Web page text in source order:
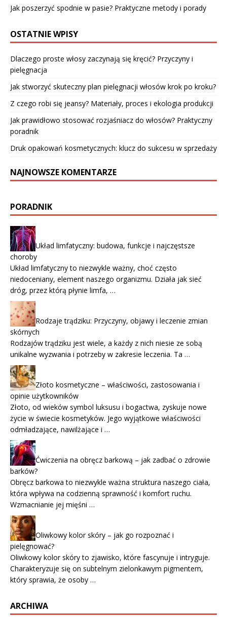
Jak poszerzyć spodnie w pasie? Praktyczne metody i porady
OSTATNIE WPISY
Dlaczego proste włosy zaczynają się kręcić? Przyczyny i
pielęgnacja
Jak stworzyć skuteczny plan pielęgnacji włosów krok po kroku?
Z czego robi się jeansy? Materiały, proces i ekologia produkcji
Jak prawidłowo stosować rozjaśniacz do włosów? Praktyczny
poradnik
Druk opakowań kosmetycznych: klucz do sukcesu w sprzedaży
NAJNOWSZE KOMENTARZE
PORADNIK
Układ limfatyczny: budowa, funkcje i najczęstsze
choroby
Układ limfatyczny to niezwykle ważny, choć często
niedoceniany, element naszego organizmu. Działa jak sieć
dróg, przez którą płynie limfa, …
Rodzaje trądziku: Przyczyny, objawy i leczenie zmian
skórnych
Rodzajów trądziku jest wiele, a każdy z nich niesie ze sobą
unikalne wyzwania i potrzeby w zakresie leczenia. Ta …
Złoto kosmetyczne – właściwości, zastosowania i
opinie użytkowników
Złoto, od wieków symbol luksusu i bogactwa, zyskuje nowe
życie w świecie kosmetyków. Jego wyjątkowe właściwości
odmładzające, nawilżające i …
Ćwiczenia na obręcz barkową – jak zadbać o zdrowie
barków?
Obręcz barkowa to niezwykle ważna struktura naszego ciała,
która wpływa na codzienną sprawność i komfort ruchu.
Wzmacnianie jej mięśni …
Oliwkowy kolor skóry – jak go rozpoznać i
pielęgnować?
Oliwkowy kolor skóry to zjawisko, które fascynuje i intryguje.
Charakteryzuje się on subtelnym zielonkawym pigmentem,
który sprawia, że osoby …
ARCHIWA